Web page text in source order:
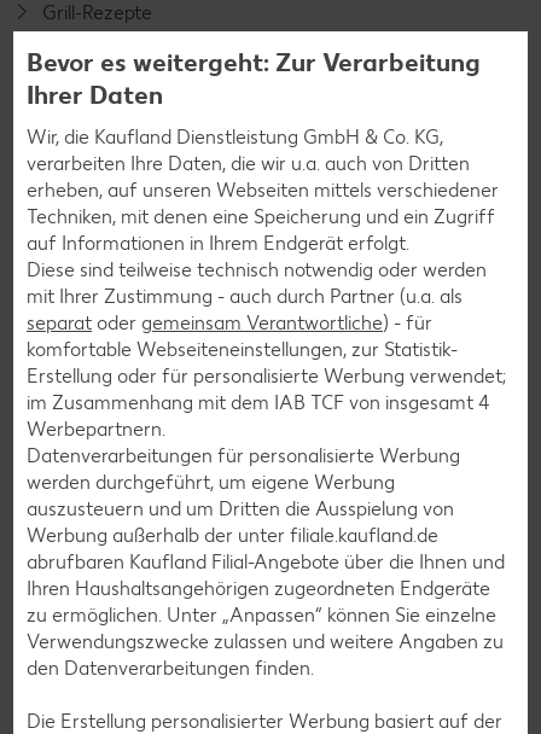
Grill-Rezepte
Muffin-Rezepte
Apfelkuchen-Rezepte
Schokokuchen-Rezepte
Torten-Rezepte
Eis-Rezepte
Pfannkuchen-Rezepte
Plätzchen-Rezepte
Smoothie-Rezepte
Bowle-Rezepte
Cocktail-Rezepte
Avocado-Rezepte
Erdbeer-Rezepte
Blaubeer-Rezepte
Bananen-Rezepte
Bevor es weitergeht: Zur Verarbeitung
Ihrer Daten
Wir, die Kaufland Dienstleistung GmbH & Co. KG,
verarbeiten Ihre Daten, die wir u.a. auch von Dritten
erheben, auf unseren Webseiten mittels verschiedener
Techniken, mit denen eine Speicherung und ein Zugriff
auf Informationen in Ihrem Endgerät erfolgt.
Diese sind teilweise technisch notwendig oder werden
mit Ihrer Zustimmung - auch durch Partner (u.a. als
separat oder gemeinsam Verantwortliche) - für
komfortable Webseiteneinstellungen, zur Statistik-
Erstellung oder für personalisierte Werbung verwendet;
im Zusammenhang mit dem IAB TCF von insgesamt 4
Werbepartnern.
Datenverarbeitungen für personalisierte Werbung
werden durchgeführt, um eigene Werbung
auszusteuern und um Dritten die Ausspielung von
Werbung außerhalb der unter filiale.kaufland.de
abrufbaren Kaufland Filial-Angebote über die Ihnen und
Ihren Haushaltsangehörigen zugeordneten Endgeräte
zu ermöglichen. Unter „Anpassen“ können Sie einzelne
Verwendungszwecke zulassen und weitere Angaben zu
den Datenverarbeitungen finden.
Die Erstellung personalisierter Werbung basiert auf der